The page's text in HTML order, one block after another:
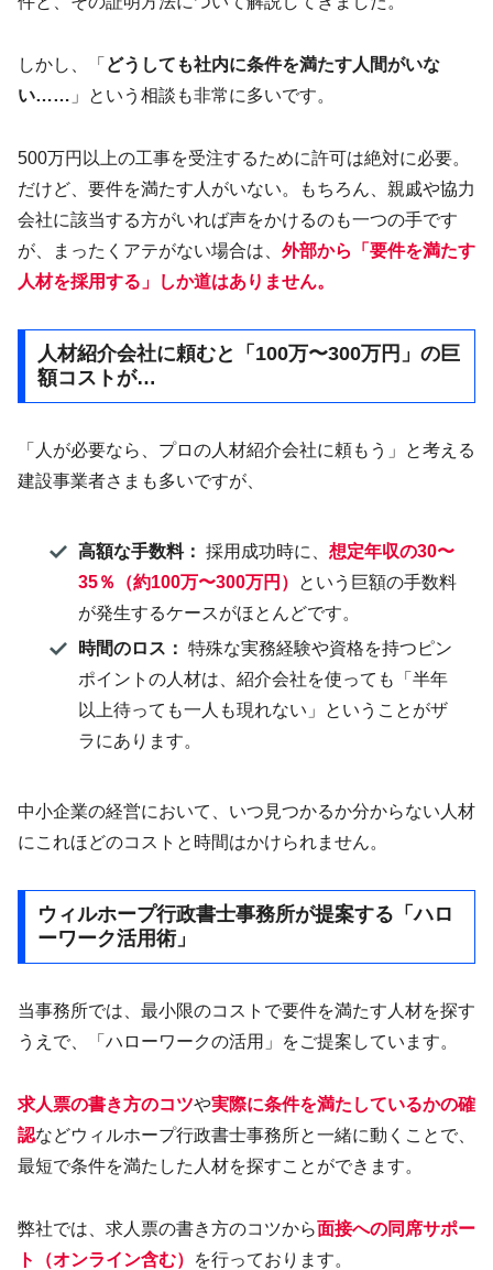
しかし、「 どうしても社内に条件を満たす人間がいな
い…… 」という相談も非常に多いです。
500万円以上の工事を受注するために許可は絶対に必要。
だけど、要件を満たす人がいない。もちろん、親戚や協力
会社に該当する方がいれば声をかけるのも一つの手です
が、まったくアテがない場合は、 外部から「要件を満たす
人材を採用する」しか道はありません。
人材紹介会社に頼むと「100万〜300万円」の巨
額コストが…
「人が必要なら、プロの人材紹介会社に頼もう」と考える
建設事業者さまも多いですが、
高額な手数料： 採用成功時に、 想定年収の30〜
35％（約100万〜300万円）
という巨額の手数料
が発生するケースがほとんどです。
時間のロス： 特殊な実務経験や資格を持つピン
ポイントの人材は、紹介会社を使っても「半年
以上待っても一人も現れない」ということがザ
ラにあります。
中小企業の経営において、いつ見つかるか分からない人材
にこれほどのコストと時間はかけられません。
ウィルホープ行政書士事務所が提案する「ハロ
ーワーク活用術」
当事務所では、最小限のコストで要件を満たす人材を探す
うえで、「ハローワークの活用」をご提案しています。
求人票の書き方のコツや実際に条件を満たしているかの確
認などウィルホープ行政書士事務所と一緒に動くことで、
最短で条件を満たした人材を探すことができます。
弊社では、求人票の書き方のコツから面接への同席サポー
ト（オンライン含む）
を行っております。